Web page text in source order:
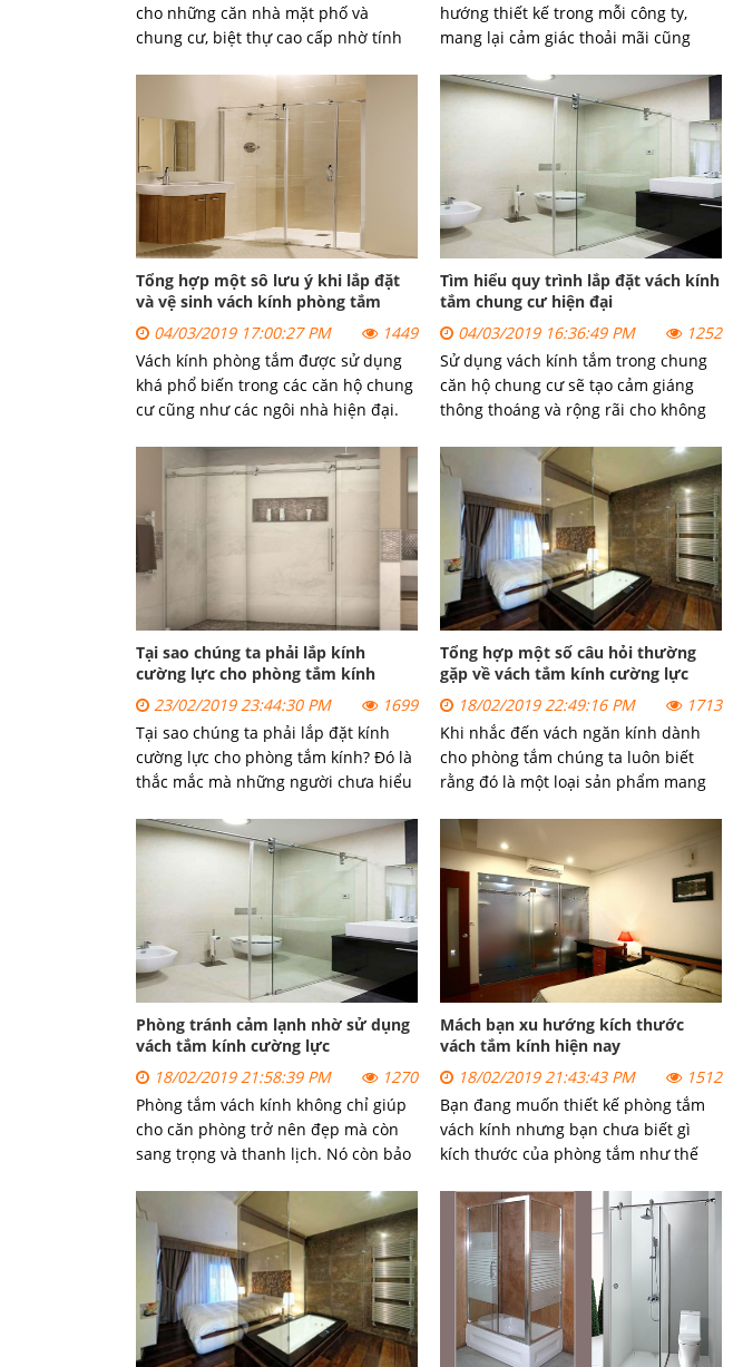
cho những căn nhà mặt phố và
chung cư, biệt thự cao cấp nhờ tính
hiện đại & thông thoáng. Vách tắm
kính còn là lựa chọn tối ưu của
những phòng tắm có diện tích nhỏ,
có các mặt hai mặt tiếp giáp với
tường.
hướng thiết kế trong mỗi công ty,
mang lại cảm giác thoải mãi cũng
những lựa chọn sáng suốt để thi
công hạng mục an toàn này, bạn
đừng bỏ qua bài viết dưới đây.
Tổng hợp một sô lưu ý khi lắp đặt
và vệ sinh vách kính phòng tắm
04/03/2019 17:00:27 PM
1449
Vách kính phòng tắm được sử dụng
khá phổ biến trong các căn hộ chung
cư cũng như các ngôi nhà hiện đại.
thông thoáng với nhiều lợi ích tích
cực. Người dụng nên lưu ý một số
điểm sau khi lắp đặt và vệ sinh vách
kính nhé
Tìm hiểu quy trình lắp đặt vách kính
tắm chung cư hiện đại
04/03/2019 16:36:49 PM
1252
Sử dụng vách kính tắm trong chung
căn hộ chung cư sẽ tạo cảm giáng
thông thoáng và rộng rãi cho không
trình lắp đặt vách kính tắm là như
thế nào chưa? Hãy cùng tìm hiểu nhé
Tại sao chúng ta phải lắp kính
cường lực cho phòng tắm kính
23/02/2019 23:44:30 PM
1699
Tại sao chúng ta phải lắp đặt kính
cường lực cho phòng tắm kính? Đó là
thắc mắc mà những người chưa hiểu
cường lực trong việc ứng dụng làm
vách tắm kính
Tổng hợp một số câu hỏi thường
gặp về vách tắm kính cường lực
18/02/2019 22:49:16 PM
1713
Khi nhắc đến vách ngăn kính dành
cho phòng tắm chúng ta luôn biết
rằng đó là một loại sản phẩm mang
tiện ích thiết thực.
Phòng tránh cảm lạnh nhờ sử dụng
vách tắm kính cường lực
18/02/2019 21:58:39 PM
1270
Phòng tắm vách kính không chỉ giúp
cho căn phòng trở nên đẹp mà còn
sang trọng và thanh lịch. Nó còn bảo
tiết đến sức khỏe của người sử dụng.
Mách bạn xu hướng kích thước
vách tắm kính hiện nay
18/02/2019 21:43:43 PM
1512
Bạn đang muốn thiết kế phòng tắm
vách kính nhưng bạn chưa biết gì
kích thước của phòng tắm như thế
bạn. Hãy cùng với
CuaKinhGroup.com tìm hiểu để
những thiết kế cho gia đình mình để
có được phòng tắm vách kính ưng ý
nhất.